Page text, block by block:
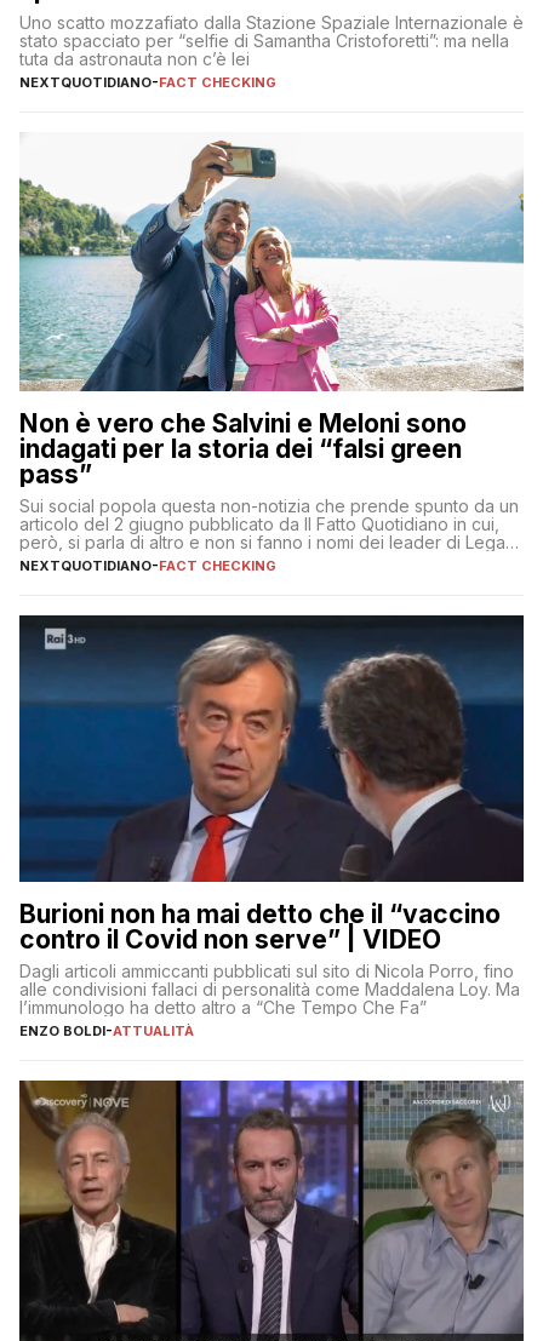
Uno scatto mozzafiato dalla Stazione Spaziale Internazionale è
stato spacciato per “selfie di Samantha Cristoforetti”: ma nella
tuta da astronauta non c’è lei
NEXTQUOTIDIANO-FACT CHECKING
Non è vero che Salvini e Meloni sono
indagati per la storia dei “falsi green
pass”
Sui social popola questa non-notizia che prende spunto da un
articolo del 2 giugno pubblicato da Il Fatto Quotidiano in cui,
però, si parla di altro e non si fanno i nomi dei leader di Lega e
Fratelli d’Italia
NEXTQUOTIDIANO-FACT CHECKING
Burioni non ha mai detto che il “vaccino
contro il Covid non serve” | VIDEO
Dagli articoli ammiccanti pubblicati sul sito di Nicola Porro, fino
alle condivisioni fallaci di personalità come Maddalena Loy. Ma
l’immunologo ha detto altro a “Che Tempo Che Fa”
ENZO BOLDI-ATTUALITÀ